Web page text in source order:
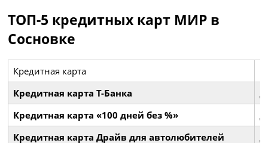
ТОП-5 кредитных карт МИР в
Сосновке
Кредитная карта
Кредитная карта Т-Банка
Кредитная карта «100 дней без %»
Кредитная карта Драйв для автолюбителей